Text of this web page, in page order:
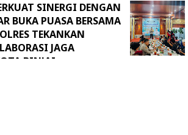
SINERGI DENGAN
BUKA PUASA BERSAMA
TEKANKAN
JAGA
BINJAI